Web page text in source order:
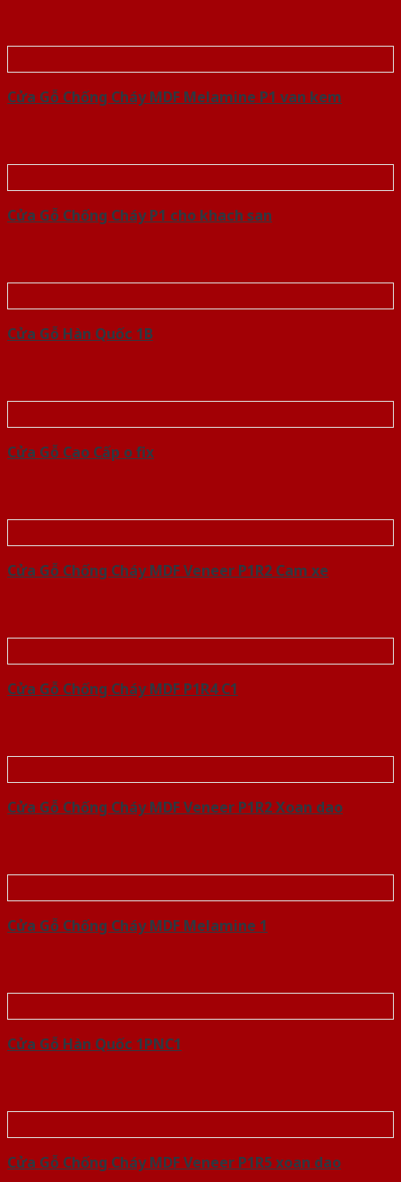
Cửa Gỗ Chống Cháy MDF Melamine P1 van kem
Cửa Gỗ Chống Cháy P1 cho khach san
Cửa Gỗ Hàn Quốc 1B
Cửa Gỗ Cao Cấp o fix
Cửa Gỗ Chống Cháy MDF Veneer P1R2 Cam xe
Cửa Gỗ Chống Cháy MDF P1R4 C1
Cửa Gỗ Chống Cháy MDF Veneer P1R2 Xoan dao
Cửa Gỗ Chống Cháy MDF Melamine 1
Cửa Gỗ Hàn Quốc 1PNC1
Cửa Gỗ Chống Cháy MDF Veneer P1R5 xoan dao